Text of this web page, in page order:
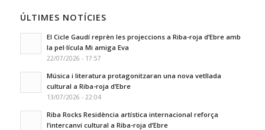
ÚLTIMES NOTÍCIES
El Cicle Gaudí reprèn les projeccions a Riba-roja d’Ebre amb
la pel·lícula Mi amiga Eva
22/07/2026 - 17:57
Música i literatura protagonitzaran una nova vetllada
cultural a Riba-roja d’Ebre
13/07/2026 - 22:04
Riba Rocks Residència artística internacional reforça
l’intercanvi cultural a Riba-roja d’Ebre